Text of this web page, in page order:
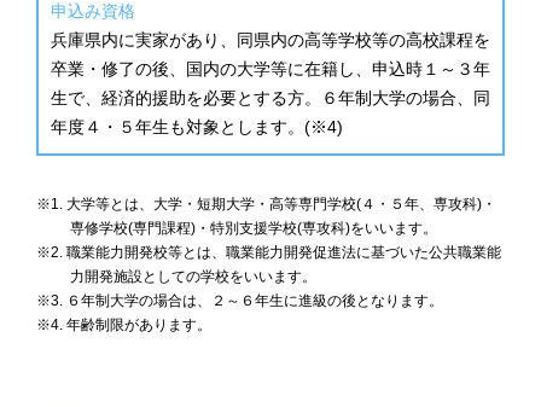
申込み資格
兵庫県内に実家があり、同県内の高等学校等の高校課程を
卒業・修了の後、国内の大学等に在籍し、申込時１～３年
生で、経済的援助を必要とする方。６年制大学の場合、同
年度４・５年生も対象とします。(※4)
※1. 大学等とは、大学・短期大学・高等専門学校(４・５年、専攻科)・
専修学校(専門課程)・特別支援学校(専攻科)をいいます。
※2. 職業能力開発校等とは、職業能力開発促進法に基づいた公共職業能
力開発施設としての学校をいいます。
※3. ６年制大学の場合は、２～６年生に進級の後となります。
※4. 年齢制限があります。